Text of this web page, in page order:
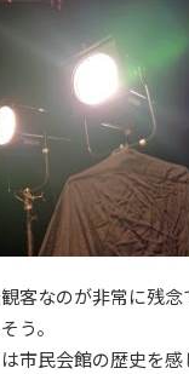
客なのが非常に残念
う。
市民会館の歴史を感